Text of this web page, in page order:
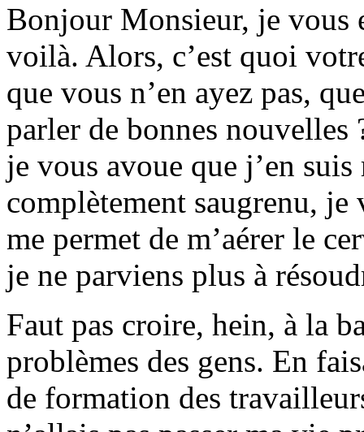
Bonjour Monsieur, je vous
voilà. Alors, c’est quoi
que vous n’en ayez pas,
parler de bonnes nouvelles
je vous avoue que j’en suis
complètement saugrenu, je
me permet de m’aérer le
je ne parviens plus à
Faut pas croire, hein, à la
problèmes des gens. En
de formation des